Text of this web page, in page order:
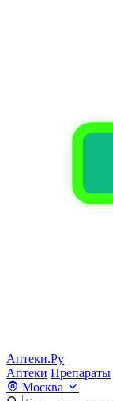
Аптеки.Ру
Аптеки Препараты
Москва